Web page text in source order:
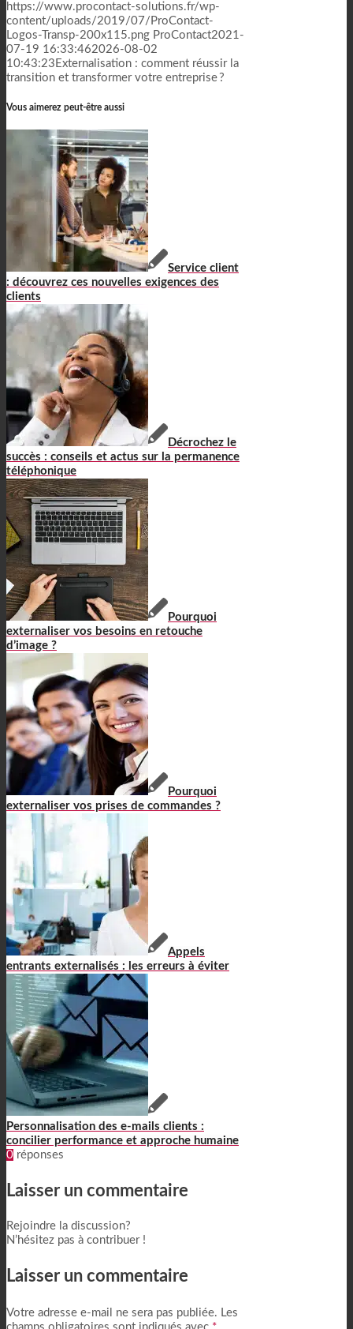
https://www.procontact-solutions.fr/wp-
content/uploads/2019/07/ProContact-
Logos-Transp-200x115.png ProContact2021-
07-19 16:33:462026-08-02
10:43:23 Externalisation : comment réussir la
transition et transformer votre entreprise ?
Vous aimerez peut-être aussi
Service client
: découvrez ces nouvelles exigences des
clients
Décrochez le
succès : conseils et actus sur la permanence
téléphonique
Pourquoi
externaliser vos besoins en retouche
d’image ?
Pourquoi
externaliser vos prises de commandes ?
Appels
entrants externalisés : les erreurs à éviter
Personnalisation des e-mails clients :
concilier performance et approche humaine
0 réponses
Laisser un commentaire
Rejoindre la discussion?
N’hésitez pas à contribuer !
Laisser un commentaire
Votre adresse e-mail ne sera pas publiée. Les